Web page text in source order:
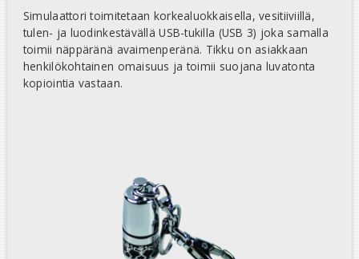
Simulaattori toimitetaan korkealuokkaisella, vesitiiviillä,
tulen- ja luodinkestävällä USB-tukilla (USB 3) joka samalla
toimii näppäränä avaimenperänä. Tikku on asiakkaan
henkilökohtainen omaisuus ja toimii suojana luvatonta
kopiointia vastaan.